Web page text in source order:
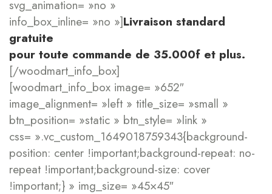
svg_animation= »no »
info_box_inline= »no »]Livraison standard
gratuite
pour toute commande de 35.000f et plus.
[/woodmart_info_box]
[woodmart_info_box image= »652″
image_alignment= »left » title_size= »small »
btn_position= »static » btn_style= »link »
css= ».vc_custom_1649018759343{background-
position: center !important;background-repeat: no-
repeat !important;background-size: cover
!important;} » img_size= »45×45″